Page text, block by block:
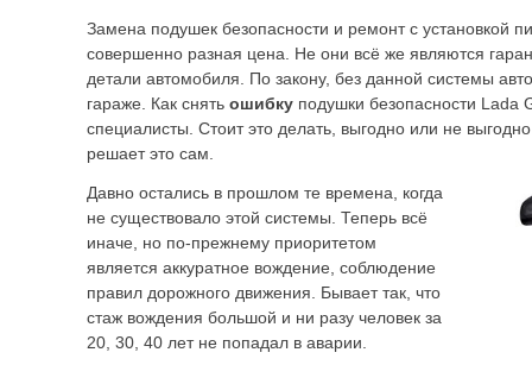
Замена подушек безопасности и ремонт с установкой
совершенно разная цена. Не они всё же являются
детали автомобиля. По закону, без данной системы
гараже. Как снять ошибку подушки безопасности Lada
специалисты. Стоит это делать, выгодно или не
решает это сам.
Давно остались в прошлом те времена, когда
не существовало этой системы. Теперь всё
иначе, но по-прежнему приоритетом
является аккуратное вождение, соблюдение
правил дорожного движения. Бывает так, что
стаж вождения большой и ни разу человек за
20, 30, 40 лет не попадал в аварии.